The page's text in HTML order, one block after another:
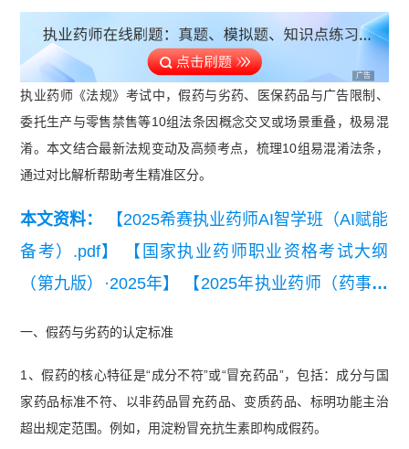
广告
执业药师《法规》考试中，假药与劣药、医保药品与广告限制、
委托生产与零售禁售等10组法条因概念交叉或场景重叠，极易混
淆。本文结合最新法规变动及高频考点，梳理10组易混淆法条，
通过对比解析帮助考生精准区分。
本文资料：
【2025希赛执业药师AI智学班（AI赋能
备考）.pdf】
【国家执业药师职业资格考试大纲
（第九版）·2025年】
【2025年执业药师（药事管
一、假药与劣药的认定标准
1、假药的核心特征是“成分不符”或“冒充药品”，包括：成分与国
家药品标准不符、以非药品冒充药品、变质药品、标明功能主治
超出规定范围。例如，用淀粉冒充抗生素即构成假药。